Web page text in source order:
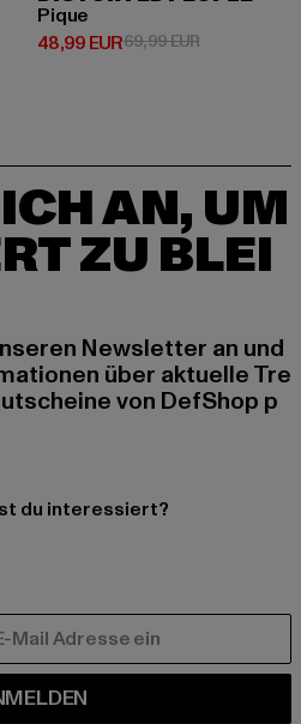
69,99 EUR
Pique
48,99 EUR
Derzeitiger Preis: 48,99 EUR
69,99 EURAktionspreis:
AN, UM
ZU BLEI
Newsletter an und
über aktuelle Tre
von DefShop p
du interessiert?